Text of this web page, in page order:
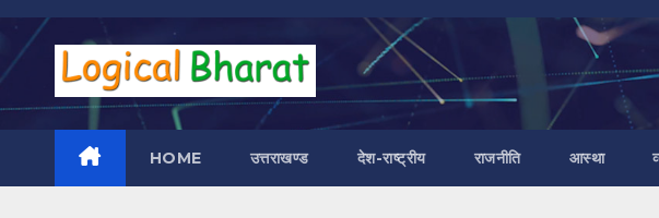
Skip
content
HOME उत्तराखण्ड देश-राष्ट्रीय राजनीति आस्था